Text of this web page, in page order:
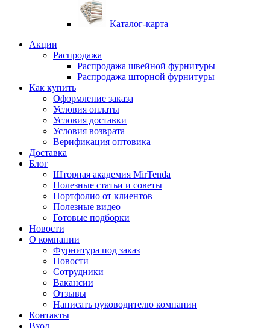
Каталог-карта
Акции
Распродажа
Распродажа швейной фурнитуры
Распродажа шторной фурнитуры
Как купить
Оформление заказа
Условия оплаты
Условия доставки
Условия возврата
Верификация оптовика
Доставка
Блог
Шторная академия MirTenda
Полезные статьи и советы
Портфолио от клиентов
Полезные видео
Готовые подборки
Новости
О компании
Фурнитура под заказ
Новости
Сотрудники
Вакансии
Отзывы
Написать руководителю компании
Контакты
Вход